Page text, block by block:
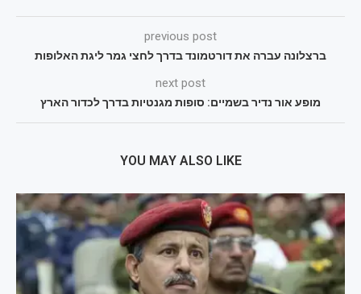
previous post
ברצלונה עברה את דורטמונד בדרך לחצי גמר ליגת האלופות
next post
מופע אור נדיר בשמיים: סופות מגנטיות בדרך לכדור הארץ
YOU MAY ALSO LIKE